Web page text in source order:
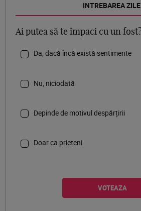
INTREBAREA
Ai putea să te împaci cu un
Da, dacă încă există sentimente
Nu, niciodată
Depinde de motivul despărțirii
Doar ca prieteni